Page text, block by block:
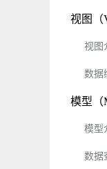
视图（
视图
数据
模型（
模型
数据